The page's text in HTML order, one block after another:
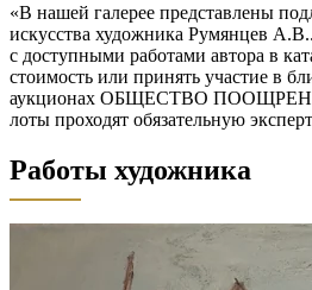
«В нашей галерее представлены
искусства художника Румянцев
с доступными работами автора в
стоимость или принять участие в
аукционах ОБЩЕСТВО
лоты проходят обязательную
Работы художника